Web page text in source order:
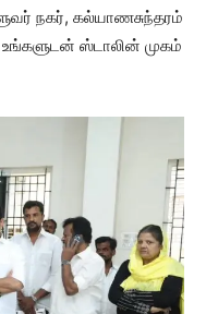
நகர், கல்யாணசுந்தரம்
உங்களுடன் ஸ்டாலின் முகம்